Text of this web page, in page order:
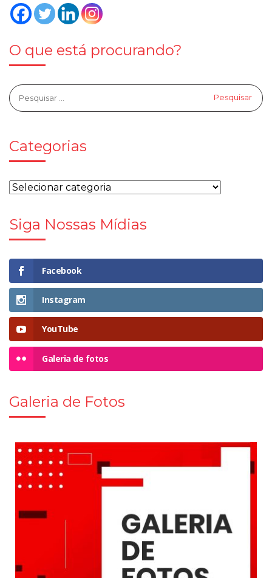
O que está procurando?
Categorias
Siga Nossas Mídias
Facebook
Instagram
YouTube
Galeria de fotos
Galeria de Fotos